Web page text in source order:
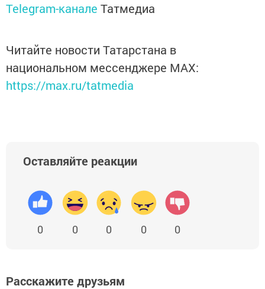
Telegram-канале Татмедиа
Читайте новости Татарстана в
национальном мессенджере MАХ:
https://max.ru/tatmedia
Оставляйте реакции
0 0 0 0 0
Расскажите друзьям